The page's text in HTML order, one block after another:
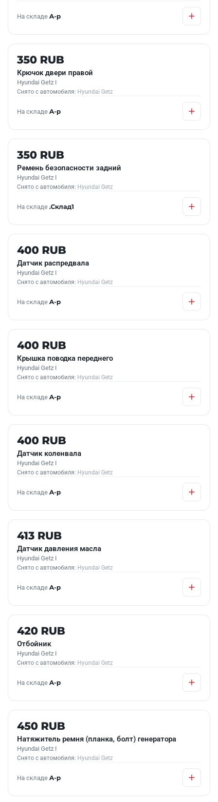
На складе А-р
Б/У В НАЛИЧИИ
350 RUB
Крючок двери правой
Hyundai Getz I
Снято с автомобиля: Hyundai Getz
На складе А-р
Б/У В НАЛИЧИИ
350 RUB
Ремень безопасности задний
Hyundai Getz I
Снято с автомобиля: Hyundai Getz
На складе .Склад1
Б/У В НАЛИЧИИ
400 RUB
Датчик распредвала
Hyundai Getz I
Снято с автомобиля: Hyundai Getz
На складе А-р
Б/У В НАЛИЧИИ
400 RUB
Крышка поводка переднего
Hyundai Getz I
Снято с автомобиля: Hyundai Getz
На складе А-р
Б/У В НАЛИЧИИ
400 RUB
Датчик коленвала
Hyundai Getz I
Снято с автомобиля: Hyundai Getz
На складе А-р
Б/У В НАЛИЧИИ
413 RUB
Датчик давления масла
Hyundai Getz I
Снято с автомобиля: Hyundai Getz
На складе А-р
Б/У В НАЛИЧИИ
420 RUB
Отбойник
Hyundai Getz I
Снято с автомобиля: Hyundai Getz
На складе А-р
Б/У В НАЛИЧИИ
450 RUB
Натяжитель ремня (планка, болт) генератора
Hyundai Getz I
Снято с автомобиля: Hyundai Getz
На складе А-р